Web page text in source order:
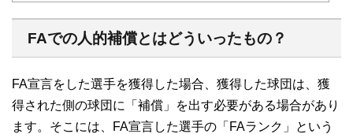
FAでの人的補償とはどういったもの？
FA宣言をした選手を獲得した場合、獲得した球団は、獲
得された側の球団に「補償」を出す必要がある場合があり
ます。そこには、FA宣言した選手の「FAランク」という